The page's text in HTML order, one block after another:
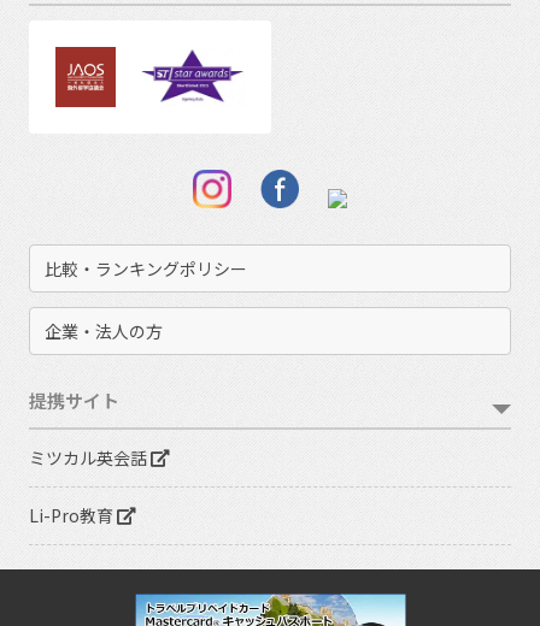
比較・ランキングポリシー
企業・法人の方
提携サイト
ミツカル英会話
Li-Pro教育